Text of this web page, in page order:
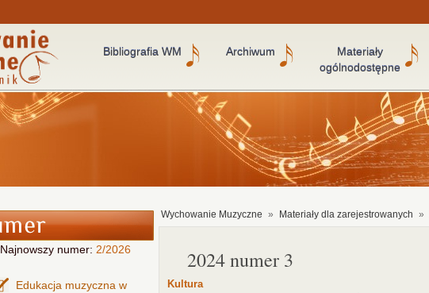
Bibliografia WM Archiwum
Materiały
ogólnodostępne
Najnowszy numer: 2/2026
Edukacja muzyczna w
Wychowanie Muzyczne » Materiały dla zarejestrowanych »
2024 numer 3
Kultura